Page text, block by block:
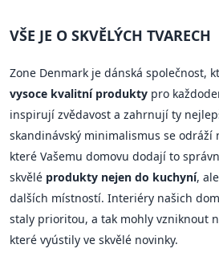
VŠE JE O SKVĚLÝCH TVARECH
Zone Denmark je dánská společnost,
vysoce kvalitní produkty pro
inspirují zvědavost a zahrnují ty
skandinávský minimalismus se odráží
které Vašemu domovu dodají to
skvělé produkty nejen do kuchyní,
dalších místností. Interiéry našich
staly prioritou, a tak mohly vzniknout
které vyústily ve skvělé novinky.